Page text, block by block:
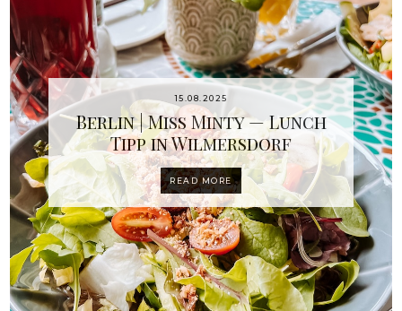
15.08.2025
Berlin | Miss Minty — Lunch
Tipp in Wilmersdorf
READ MORE